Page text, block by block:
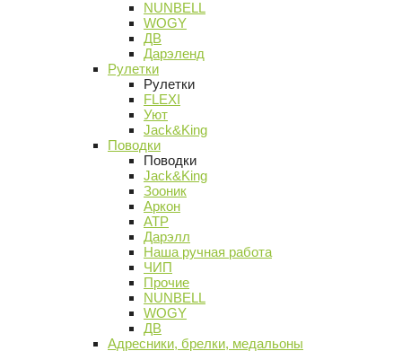
NUNBELL
WOGY
ДВ
Дарэленд
Рулетки
Рулетки
FLEXI
Уют
Jack&King
Поводки
Поводки
Jack&King
Зооник
Аркон
АТР
Дарэлл
Наша ручная работа
ЧИП
Прочие
NUNBELL
WOGY
ДВ
Адресники, брелки, медальоны